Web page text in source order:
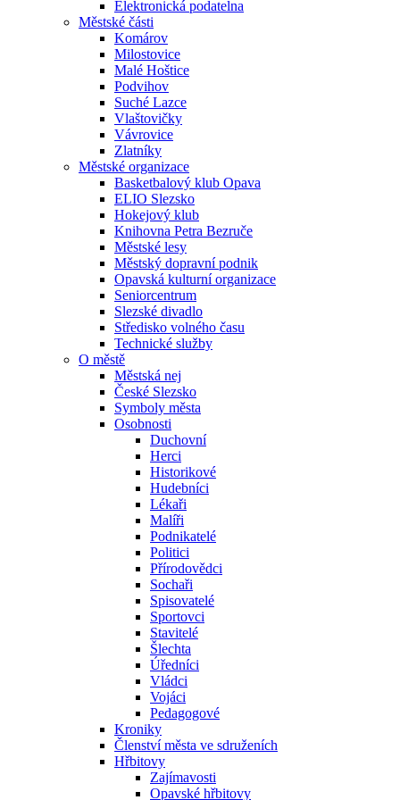
Elektronická podatelna
Městské části
Komárov
Milostovice
Malé Hoštice
Podvihov
Suché Lazce
Vlaštovičky
Vávrovice
Zlatníky
Městské organizace
Basketbalový klub Opava
ELIO Slezsko
Hokejový klub
Knihovna Petra Bezruče
Městské lesy
Městský dopravní podnik
Opavská kulturní organizace
Seniorcentrum
Slezské divadlo
Středisko volného času
Technické služby
O městě
Městská nej
České Slezsko
Symboly města
Osobnosti
Duchovní
Herci
Historikové
Hudebníci
Lékaři
Malíři
Podnikatelé
Politici
Přírodovědci
Sochaři
Spisovatelé
Sportovci
Stavitelé
Šlechta
Úředníci
Vládci
Vojáci
Pedagogové
Kroniky
Členství města ve sdruženích
Hřbitovy
Zajímavosti
Opavské hřbitovy